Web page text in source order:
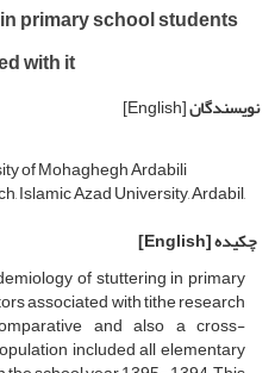
primary school students
with it
نویسندگان[English]
of Mohaghegh Ardabili
Islamic Azad University, Ardabil,
چکیده[English]
of stuttering in primary
associated with tithe research
and also a cross-
included all elementary